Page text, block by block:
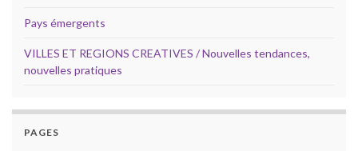
Pays émergents
VILLES ET REGIONS CREATIVES / Nouvelles tendances,
nouvelles pratiques
PAGES